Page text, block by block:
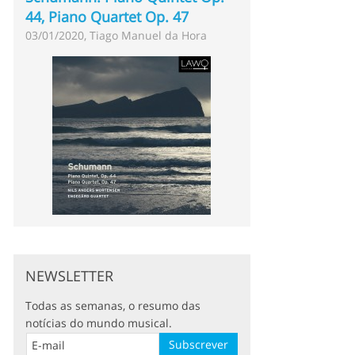
44, Piano Quartet Op. 47
03/01/2020, Tiago Manuel da Hora
NEWSLETTER
Todas as semanas, o resumo das
notícias do mundo musical.